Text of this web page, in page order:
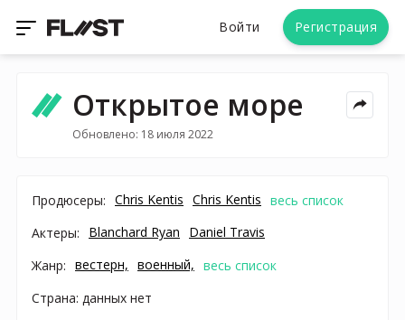
Войти Регистрация
Открытое море
Обновлено: 18 июля 2022
Продюсеры: Chris Kentis Chris Kentis весь список
Актеры:
Blanchard Ryan
Daniel Travis
Жанр: вестерн, военный, весь список
Страна: данных нет